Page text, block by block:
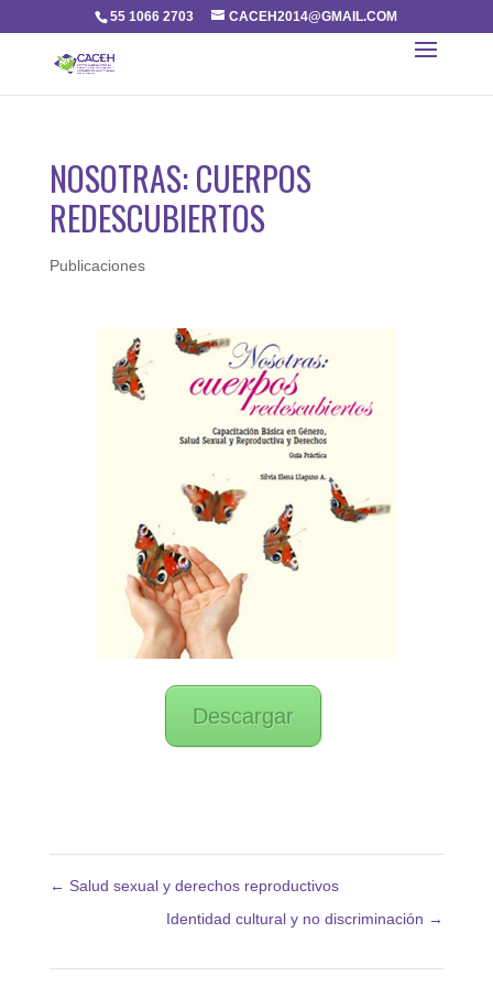
55 1066 2703 CACEH2014@GMAIL.COM
NOSOTRAS: CUERPOS
REDESCUBIERTOS
Publicaciones
Descargar
← Salud sexual y derechos reproductivos
Identidad cultural y no discriminación →